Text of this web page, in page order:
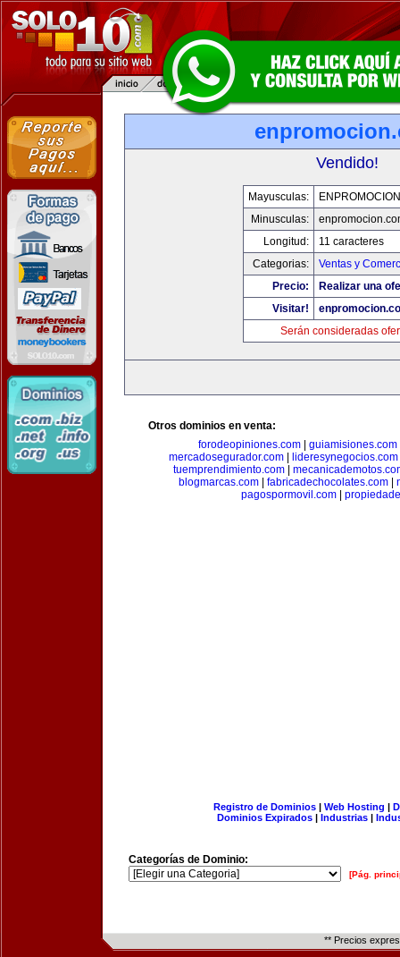
Vendido!
Mayusculas:
Minusculas:
Longitud:
11 caracteres
Categorias:
Ventas y
Precio:
Realizar una
Visitar!
Serán consideradas
Otros dominios en venta:
forodeopiniones.com
guiamisiones.com
mercadosegurador.com
lideresynegocios.com
tuemprendimiento.com
blogmarcas.com
fabricadechocolates.com
pagospormovil.com|
Registro de Dominios| Web Hosting |
Dominios Expirados | Industrias |
Categorías de Dominio:
[Pág.
** Precios